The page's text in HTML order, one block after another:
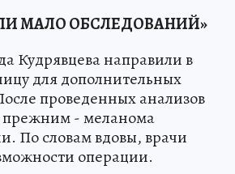
МАЛО ОБСЛЕДОВАНИЙ»
Кудрявцева направили в
для дополнительных
проведенных анализов
прежним - меланома
По словам вдовы, врачи
операции.